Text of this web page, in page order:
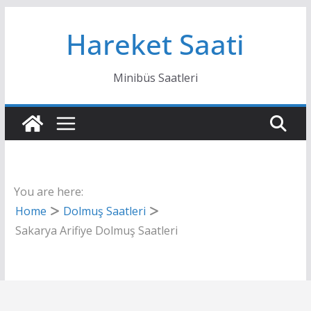
Hareket Saati
Minibüs Saatleri
You are here:
Home
Dolmuş Saatleri
Sakarya Arifiye Dolmuş Saatleri